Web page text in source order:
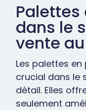
dans le
vente
Les palettes
crucial dans le
détail. Elles
seulement